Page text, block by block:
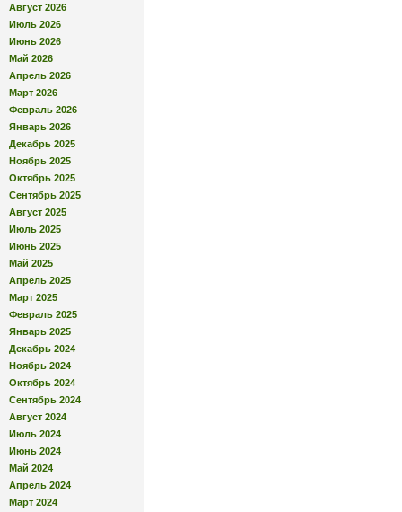
Август 2026
Июль 2026
Июнь 2026
Май 2026
Апрель 2026
Март 2026
Февраль 2026
Январь 2026
Декабрь 2025
Ноябрь 2025
Октябрь 2025
Сентябрь 2025
Август 2025
Июль 2025
Июнь 2025
Май 2025
Апрель 2025
Март 2025
Февраль 2025
Январь 2025
Декабрь 2024
Ноябрь 2024
Октябрь 2024
Сентябрь 2024
Август 2024
Июль 2024
Июнь 2024
Май 2024
Апрель 2024
Март 2024